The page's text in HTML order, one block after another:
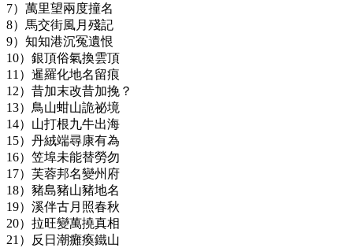
7）萬里望兩度撞名
8）馬交街風月殘記
9）知知港沉冤遺恨
10）銀頂俗氣換雲頂
11）暹羅化地名留痕
12）昔加末改昔加挽？
13）鳥山蚶山詭祕境
14）山打根九牛出海
15）丹絨端尋康有為
16）笠埠未能替勞勿
17）芙蓉邦名變州府
18）豬島豬山豬地名
19）溪伴古月照春秋
20）拉旺變萬撓真相
21）反日潮癱瘓鐵山